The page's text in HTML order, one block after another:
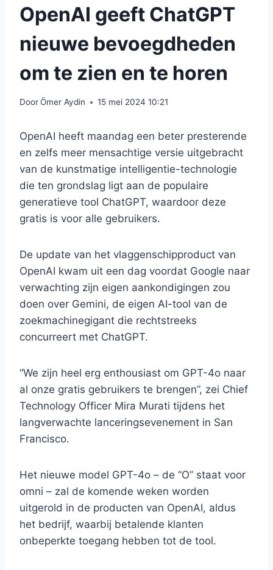
OpenAI geeft ChatGPT
nieuwe bevoegdheden
om te zien en te horen
DoorÖmer Aydin 15 mei 2024 10:21
OpenAI heeft maandag een beter presterende
en zelfs meer mensachtige versie uitgebracht
van de kunstmatige intelligentie-technologie
die ten grondslag ligt aan de populaire
generatieve tool ChatGPT, waardoor deze
gratis is voor alle gebruikers.
De update van het vlaggenschipproduct van
OpenAI kwam uit een dag voordat Google naar
verwachting zijn eigen aankondigingen zou
doen over Gemini, de eigen AI-tool van de
zoekmachinegigant die rechtstreeks
concurreert met ChatGPT.
“We zijn heel erg enthousiast om GPT-4o naar
al onze gratis gebruikers te brengen”, zei Chief
Technology Officer Mira Murati tijdens het
langverwachte lanceringsevenement in San
Francisco.
Het nieuwe model GPT-4o – de “O” staat voor
omni – zal de komende weken worden
uitgerold in de producten van OpenAI, aldus
het bedrijf, waarbij betalende klanten
onbeperkte toegang hebben tot de tool.